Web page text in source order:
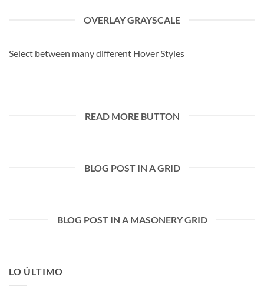
OVERLAY GRAYSCALE
Select between many different Hover Styles
READ MORE BUTTON
BLOG POST IN A GRID
BLOG POST IN A MASONERY GRID
LO ÚLTIMO